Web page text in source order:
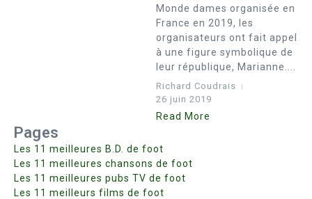
Monde dames organisée en
France en 2019, les
organisateurs ont fait appel
à une figure symbolique de
leur république, Marianne....
Richard Coudrais
26 juin 2019
Read More
Pages
Les 11 meilleures B.D. de foot
Les 11 meilleures chansons de foot
Les 11 meilleures pubs TV de foot
Les 11 meilleurs films de foot